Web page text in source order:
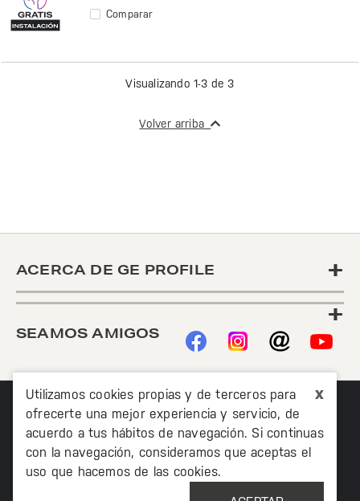
x
Utilizamos cookies propias y de terceros para
ofrecerte una mejor experiencia y servicio, de
acuerdo a tus hábitos de navegación. Si continuas
con la navegación, consideramos que aceptas el
uso que hacemos de las cookies.
Comparar
Visualizando 1-3 de 3
Volver arriba
ACERCA DE GE PROFILE
+
+
SEAMOS AMIGOS
©2020 TODOS LOS DERECHOS RESERVADOS MABE